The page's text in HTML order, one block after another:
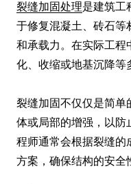
裂缝加固处理是建筑工
于修复混凝土、砖石等
和承载力。在实际工程
化、收缩或地基沉降等
裂缝加固不仅仅是简单
体或局部的增强，以防
程师通常会根据裂缝的
方案，确保结构的安全